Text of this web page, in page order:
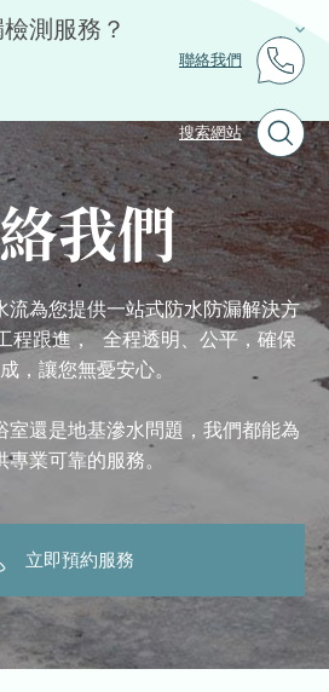
聯絡我們
搜索網站
測服務？
我們
流為您提供一站式防水防漏解決方
程跟進， 全程透明、公平，確保
，讓您無憂安心。
室還是地基滲水問題，我們都能為
專業可靠的服務。
立即預約服務